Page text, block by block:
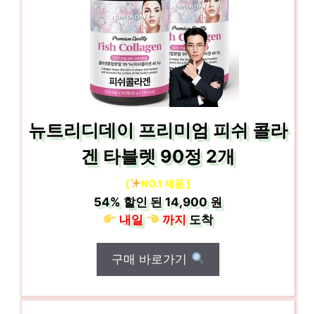
뉴트리디데이 프리미엄 피쉬 콜라
겐 타블렛 90정 2개
[ NO.1 제품 ]
54% 할인 된14,900 원
내일
까지도착
구매 바로가기